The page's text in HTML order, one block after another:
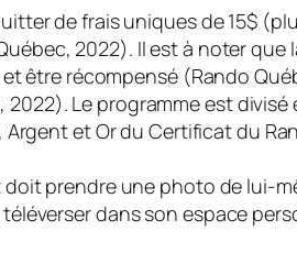
de frais uniques de 15$
2022). Il est à noter que
être récompensé (Rando
Le programme est
et Or du Certificat du
prendre une photo de lui-
dans son espace